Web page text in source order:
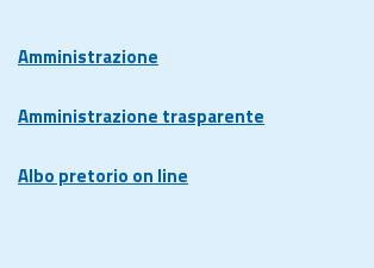
Amministrazione
Amministrazione trasparente
Albo pretorio on line